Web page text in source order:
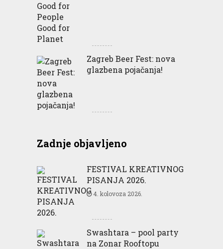
Zagreb Beer Fest: nova
glazbena pojačanja!
Zadnje objavljeno
FESTIVAL KREATIVNOG
PISANJA 2026.
4. kolovoza 2026.
Swashtara – pool party
na Zonar Rooftopu